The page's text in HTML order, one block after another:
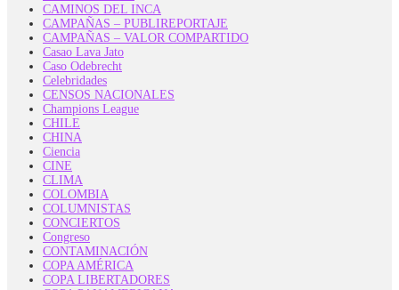
CAMINOS DEL INCA
CAMPAÑAS – PUBLIREPORTAJE
CAMPAÑAS – VALOR COMPARTIDO
Casao Lava Jato
Caso Odebrecht
Celebridades
CENSOS NACIONALES
Champions League
CHILE
CHINA
Ciencia
CINE
CLIMA
COLOMBIA
COLUMNISTAS
CONCIERTOS
Congreso
CONTAMINACIÓN
COPA AMÉRICA
COPA LIBERTADORES